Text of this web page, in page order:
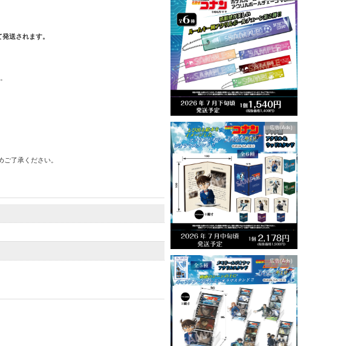
広告(Ads)
広告(Ads)
送されます。
了承ください。